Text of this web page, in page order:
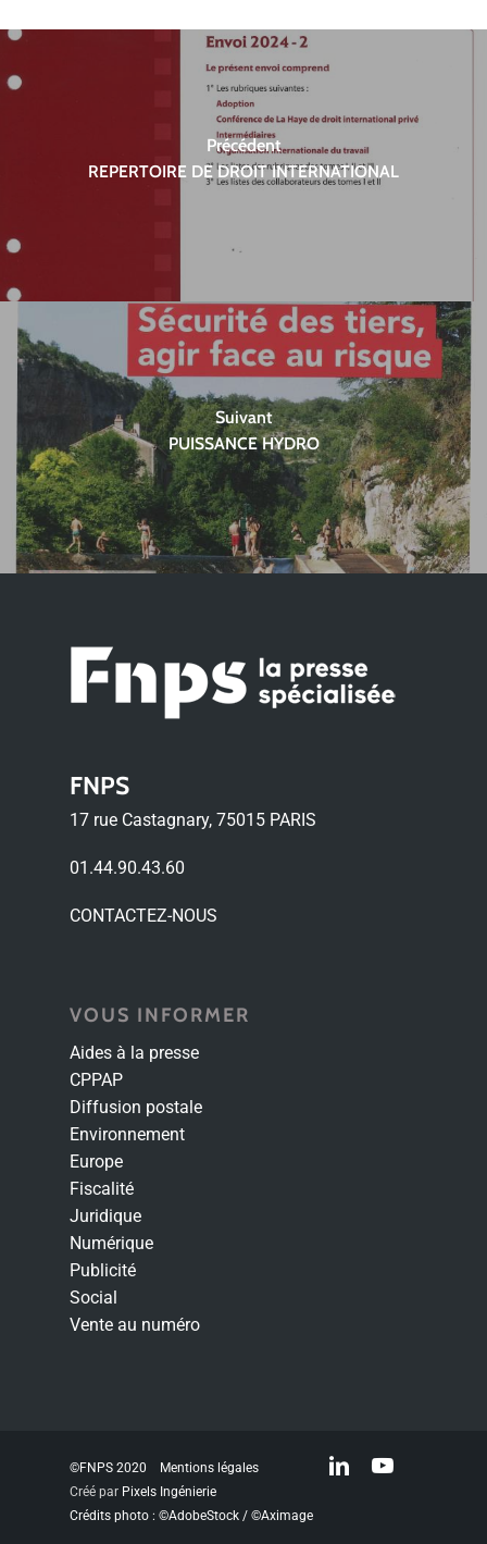
Précédent
REPERTOIRE DE DROIT INTERNATIONAL
Suivant
PUISSANCE HYDRO
FNPS
17 rue Castagnary, 75015 PARIS
01.44.90.43.60
CONTACTEZ-NOUS
VOUS INFORMER
Aides à la presse
CPPAP
Diffusion postale
Environnement
Europe
Fiscalité
Juridique
Numérique
Publicité
Social
Vente au numéro
©FNPS 2020
Mentions légales
Créé par Pixels Ingénierie
Crédits photo : ©AdobeStock / ©Aximage
linkedinyoutube